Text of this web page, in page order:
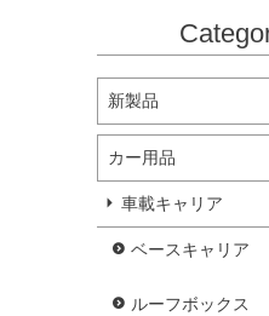
新製品
カー用品
車載キャリア
ベースキャリア
ルーフボックス